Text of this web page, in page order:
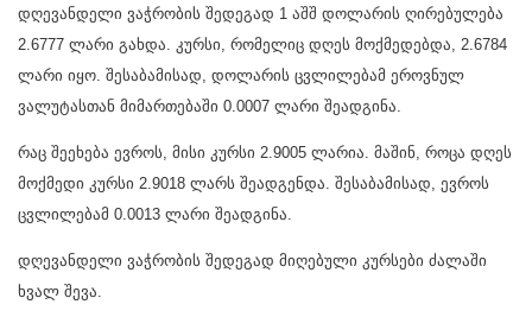
დღევანდელი ვაჭრობის შედეგად 1 აშშ დოლარის ღირებულება
2.6777 ლარი გახდა. კურსი, რომელიც დღეს მოქმედებდა, 2.6784
ლარი იყო. შესაბამისად, დოლარის ცვლილებამ ეროვნულ
ვალუტასთან მიმართებაში 0.0007 ლარი შეადგინა.
რაც შეეხება ევროს, მისი კურსი 2.9005 ლარია. მაშინ, როცა დღეს
მოქმედი კურსი 2.9018 ლარს შეადგენდა. შესაბამისად, ევროს
ცვლილებამ 0.0013 ლარი შეადგინა.
დღევანდელი ვაჭრობის შედეგად მიღებული კურსები ძალაში
ხვალ შევა.